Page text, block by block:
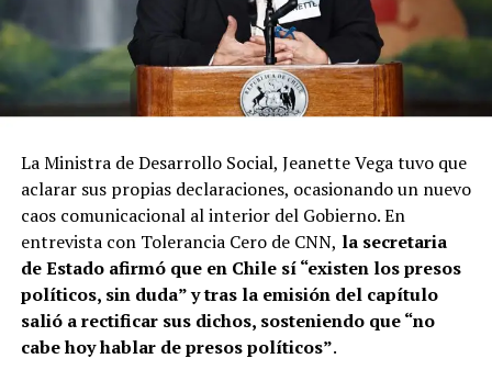
La Ministra de Desarrollo Social, Jeanette Vega tuvo que
aclarar sus propias declaraciones, ocasionando un nuevo
caos comunicacional al interior del Gobierno. En
entrevista con Tolerancia Cero de CNN, la secretaria
de Estado afirmó que en Chile sí “existen los presos
políticos, sin duda” y tras la emisión del capítulo
salió a rectificar sus dichos, sosteniendo que “no
cabe hoy hablar de presos políticos”.